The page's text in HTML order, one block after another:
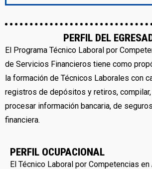
PERFIL DEL
El Programa Técnico Laboral por
de Servicios Financieros tiene como
la formación de Técnicos Laborales con
registros de depósitos y retiros,
procesar información bancaria, de
financiera.
PERFIL OCUPACIONAL
El Técnico Laboral por Competencias